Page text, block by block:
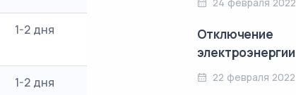
1-2 дня
1-2 дня
24 февраля 2022
Отключение
электроэнергии
22 февраля 2022